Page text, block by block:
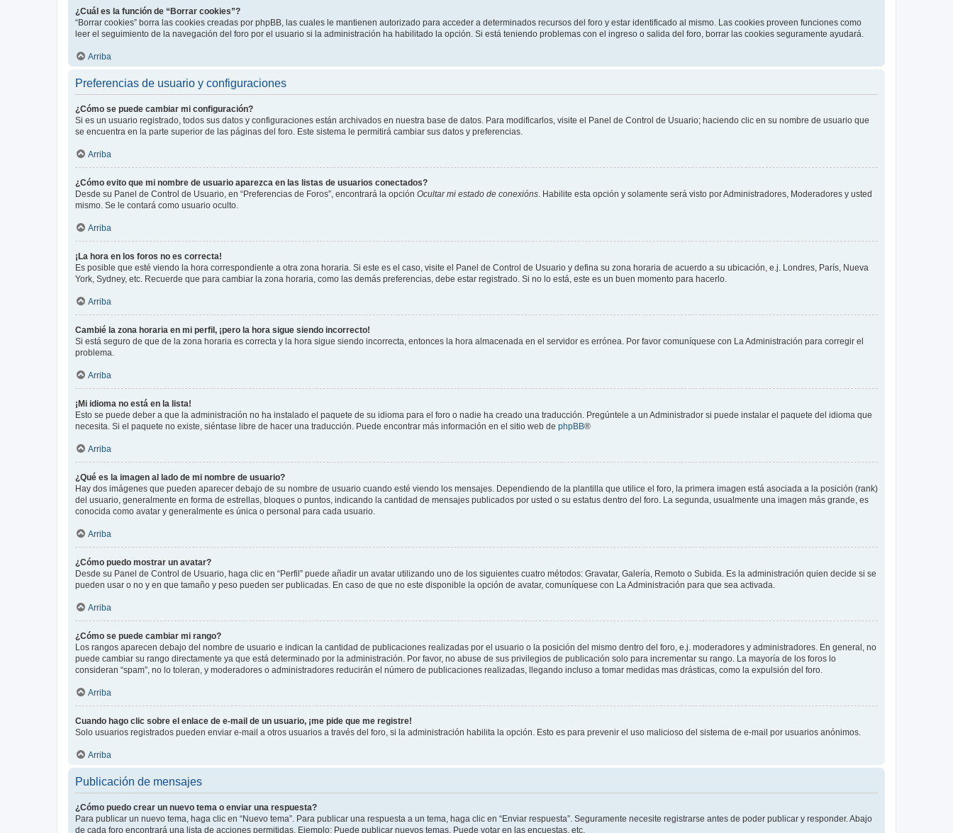
¿Cuál es la función de “Borrar cookies”?
“Borrar cookies” borra las cookies creadas por phpBB, las cuales le mantienen autorizado para acceder a determinados recursos del foro y estar identificado al mismo. Las cookies proveen funciones como
leer el seguimiento de la navegación del foro por el usuario si la administración ha habilitado la opción. Si está teniendo problemas con el ingreso o salida del foro, borrar las cookies seguramente ayudará.
Arriba
Preferencias de usuario y configuraciones
¿Cómo se puede cambiar mi configuración?
Si es un usuario registrado, todos sus datos y configuraciones están archivados en nuestra base de datos. Para modificarlos, visite el Panel de Control de Usuario; haciendo clic en su nombre de usuario que
se encuentra en la parte superior de las páginas del foro. Este sistema le permitirá cambiar sus datos y preferencias.
Arriba
¿Cómo evito que mi nombre de usuario aparezca en las listas de usuarios conectados?
Desde su Panel de Control de Usuario, en “Preferencias de Foros”, encontrará la opción Ocultar mi estado de conexións. Habilite esta opción y solamente será visto por Administradores, Moderadores y usted
mismo. Se le contará como usuario oculto.
Arriba
¡La hora en los foros no es correcta!
Es posible que esté viendo la hora correspondiente a otra zona horaria. Si este es el caso, visite el Panel de Control de Usuario y defina su zona horaria de acuerdo a su ubicación, e.j. Londres, París, Nueva
York, Sydney, etc. Recuerde que para cambiar la zona horaria, como las demás preferencias, debe estar registrado. Si no lo está, este es un buen momento para hacerlo.
Arriba
Cambié la zona horaria en mi perfil, ¡pero la hora sigue siendo incorrecto!
Si está seguro de que de la zona horaria es correcta y la hora sigue siendo incorrecta, entonces la hora almacenada en el servidor es errónea. Por favor comuníquese con La Administración para corregir el
problema.
Arriba
¡Mi idioma no está en la lista!
Esto se puede deber a que la administración no ha instalado el paquete de su idioma para el foro o nadie ha creado una traducción. Pregúntele a un Administrador si puede instalar el paquete del idioma que
necesita. Si el paquete no existe, siéntase libre de hacer una traducción. Puede encontrar más información en el sitio web de phpBB®
Arriba
¿Qué es la imagen al lado de mi nombre de usuario?
Hay dos imágenes que pueden aparecer debajo de su nombre de usuario cuando esté viendo los mensajes. Dependiendo de la plantilla que utilice el foro, la primera imagen está asociada a la posición (rank)
del usuario, generalmente en forma de estrellas, bloques o puntos, indicando la cantidad de mensajes publicados por usted o su estatus dentro del foro. La segunda, usualmente una imagen más grande, es
conocida como avatar y generalmente es única o personal para cada usuario.
Arriba
¿Cómo puedo mostrar un avatar?
Desde su Panel de Control de Usuario, haga clic en “Perfil” puede añadir un avatar utilizando uno de los siguientes cuatro métodos: Gravatar, Galería, Remoto o Subida. Es la administración quien decide si se
pueden usar o no y en que tamaño y peso pueden ser publicadas. En caso de que no este disponible la opción de avatar, comuníquese con La Administración para que sea activada.
Arriba
¿Cómo se puede cambiar mi rango?
Los rangos aparecen debajo del nombre de usuario e indican la cantidad de publicaciones realizadas por el usuario o la posición del mismo dentro del foro, e.j. moderadores y administradores. En general, no
puede cambiar su rango directamente ya que está determinado por la administración. Por favor, no abuse de sus privilegios de publicación solo para incrementar su rango. La mayoría de los foros lo
consideran “spam”, no lo toleran, y moderadores o administradores reducirán el número de publicaciones realizadas, llegando incluso a tomar medidas mas drásticas, como la expulsión del foro.
Arriba
Cuando hago clic sobre el enlace de e-mail de un usuario, ¡me pide que me registre!
Solo usuarios registrados pueden enviar e-mail a otros usuarios a través del foro, si la administración habilita la opción. Esto es para prevenir el uso malicioso del sistema de e-mail por usuarios anónimos.
Arriba
Publicación de mensajes
¿Cómo puedo crear un nuevo tema o enviar una respuesta?
Para publicar un nuevo tema, haga clic en “Nuevo tema”. Para publicar una respuesta a un tema, haga clic en “Enviar respuesta”. Seguramente necesite registrarse antes de poder publicar y responder. Abajo
de cada foro encontrará una lista de acciones permitidas. Ejemplo: Puede publicar nuevos temas, Puede votar en las encuestas, etc.